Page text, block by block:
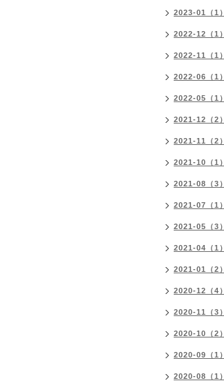
2023-01（1）
2022-12（1）
2022-11（1）
2022-06（1）
2022-05（1）
2021-12（2）
2021-11（2）
2021-10（1）
2021-08（3）
2021-07（1）
2021-05（3）
2021-04（1）
2021-01（2）
2020-12（4）
2020-11（3）
2020-10（2）
2020-09（1）
2020-08（1）